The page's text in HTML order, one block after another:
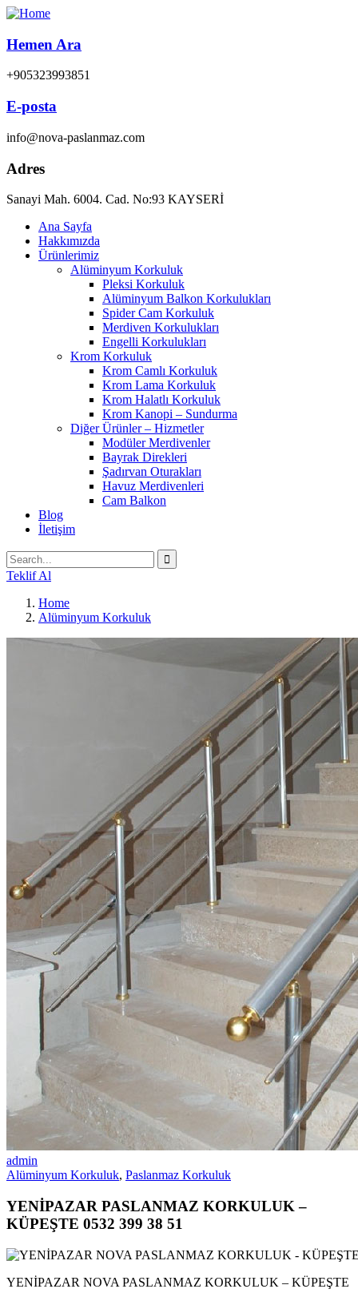
Hemen Ara
+905323993851
E-posta
info@nova-paslanmaz.com
Adres
Sanayi Mah. 6004. Cad. No:93 KAYSERİ
Ana Sayfa
Hakkımızda
Ürünlerimiz
Alüminyum Korkuluk
Pleksi Korkuluk
Alüminyum Balkon Korkulukları
Spider Cam Korkuluk
Merdiven Korkulukları
Engelli Korkulukları
Krom Korkuluk
Krom Camlı Korkuluk
Krom Lama Korkuluk
Krom Halatlı Korkuluk
Krom Kanopi – Sundurma
Diğer Ürünler – Hizmetler
Modüler Merdivenler
Bayrak Direkleri
Şadırvan Oturakları
Havuz Merdivenleri
Cam Balkon
Blog
İletişim
Teklif Al
Home
Alüminyum Korkuluk
admin
Alüminyum Korkuluk, Paslanmaz Korkuluk
YENİPAZAR PASLANMAZ KORKULUK –
KÜPEŞTE 0532 399 38 51
YENİPAZAR NOVA PASLANMAZ KORKULUK – KÜPEŞTE